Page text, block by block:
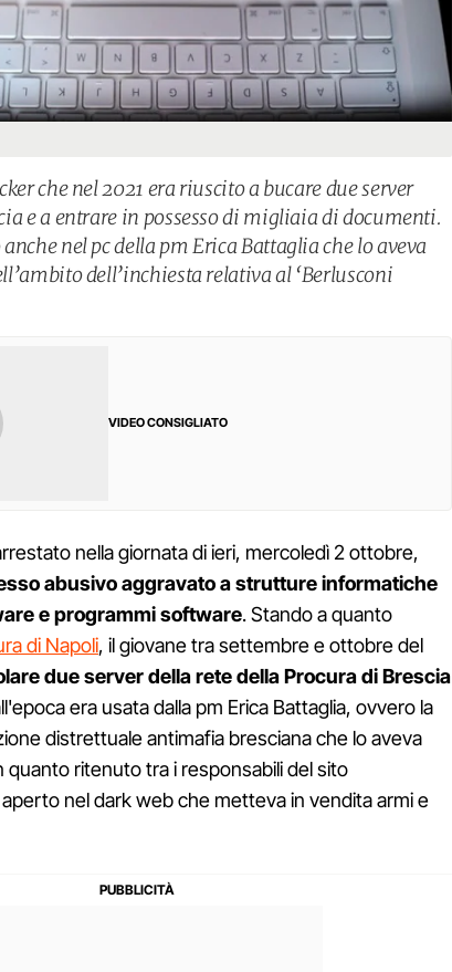
che nel 2021 era riuscito a bucare due server
e a entrare in possesso di migliaia di documenti.
nel pc della pm Erica Battaglia che lo aveva
dell’inchiesta relativa al ‘Berlusconi
VIDEO CONSIGLIATO
nella giornata di ieri, mercoledì 2 ottobre,
abusivo aggravato a strutture informatiche
e programmi software. Stando a quanto
di Napoli, il giovane tra settembre e ottobre del
due server della rete della Procura di Brescia
era usata dalla pm Erica Battaglia, ovvero la
distrettuale antimafia bresciana che lo aveva
ritenuto tra i responsabili del sito
aperto nel dark web che metteva in vendita armi e